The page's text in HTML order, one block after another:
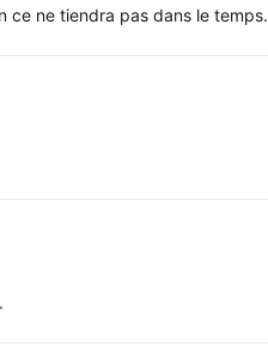
ce ne tiendra pas dans le temps.